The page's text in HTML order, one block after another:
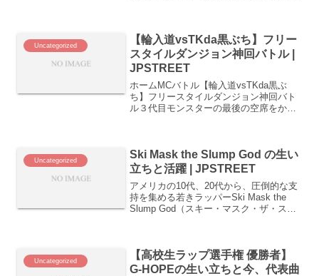
目指しま...
Uncategorized
【輪入道vsTKda黒ぶち】フリー
スタイルダンジョン神回バトル |
JPSTREET
ホームMCバトル【輪入道vsTKda黒ぶ
ち】フリースタイルダンジョン神回バト
ル３代目モンスターの最後の空席をかけ
ました。では、こ...
Uncategorized
Ski Mask the Slump God の生い
立ちと活躍 | JPSTREET
アメリカの10代、20代から、圧倒的な支
持を集める若きラッパーSki Mask the
Slump God（スキー・マスク・ザ・スラ
り...
Uncategorized
【高校生ラップ選手権 優勝者】
G-HOPEの生い立ちと今、代表曲